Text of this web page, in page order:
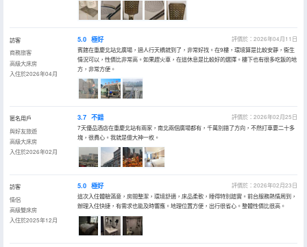
訪客
商務旅客
高級大床房
入住於2026年04月
5.0 極好
評價於：2026年04月11日
賓館在重慶北站北廣場，過人行天橋就到了，非常好找。在9樓，環境算是比較安靜，衞生
情況可以，性價比非常高。如果趕火車，在這休息是比較好的選擇。樓下也有很多吃飯的地
方，非常方便。
匿名用戶
與好友旅遊
高級大床房
入住於2026年02月
3.7 不錯
評價於：2026年02月25日
7天優品酒店在重慶北站有兩家，南北兩個廣場都有，千萬別錯了方向，不然打車要二十多
塊，很費心。我就是傻大神一枚。
訪客
情侶
高級雙床房
入住於2025年12月
5.0 極好
評價於：2026年02月23日
這次入住體驗滿意，房間整潔，環境舒適，床品柔軟，睡得特別踏實。前台服務熱情周到，
辦理入住快捷，有需求也能及時響應。地理位置方便，出行很省心。整體性價比很高。